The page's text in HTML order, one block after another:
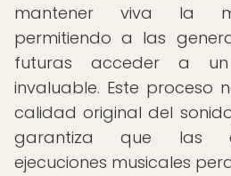
mantener viva la
permitiendo a las
futuras acceder a
invaluable. Este proceso
calidad original del
garantiza que las
ejecuciones musicales